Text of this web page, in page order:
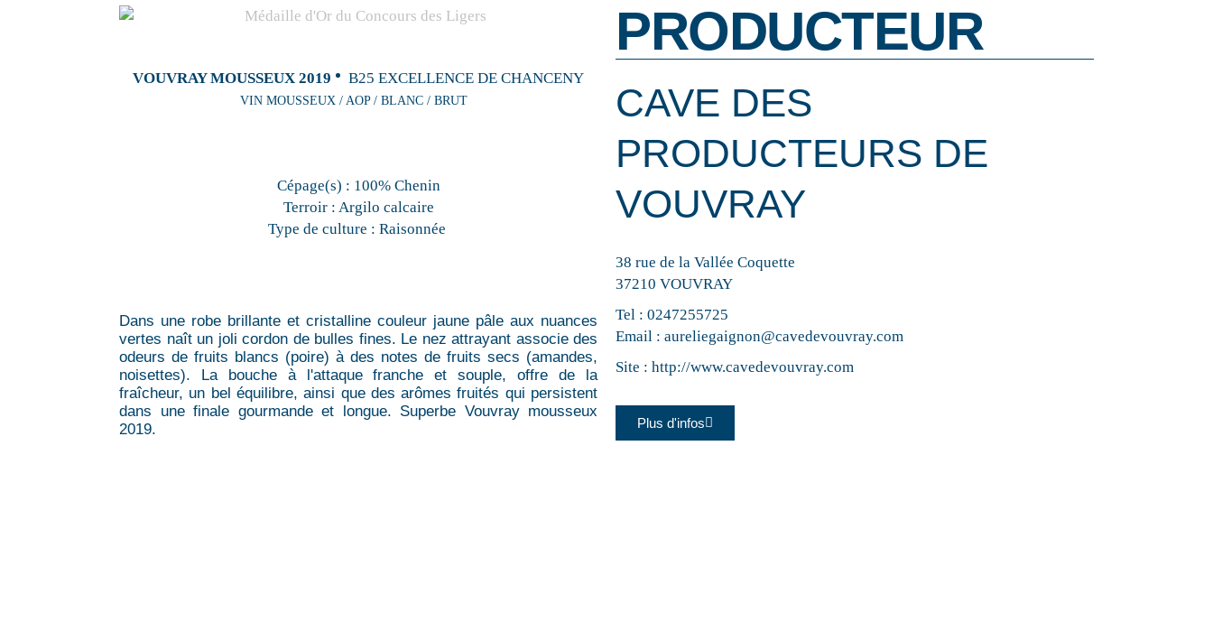
VOUVRAY MOUSSEUX 2019 B25 EXCELLENCE DE CHANCENY
VIN MOUSSEUX / AOP / BLANC / BRUT
Cépage(s) : 100% Chenin
Terroir : Argilo calcaire
Type de culture : Raisonnée
Dans une robe brillante et cristalline couleur jaune pâle aux nuances
vertes naît un joli cordon de bulles fines. Le nez attrayant associe des
odeurs de fruits blancs (poire) à des notes de fruits secs (amandes,
noisettes). La bouche à l'attaque franche et souple, offre de la
fraîcheur, un bel équilibre, ainsi que des arômes fruités qui persistent
dans une finale gourmande et longue. Superbe Vouvray mousseux
2019.
PRODUCTEUR
CAVE DES
PRODUCTEURS DE
VOUVRAY
38 rue de la Vallée Coquette
37210 VOUVRAY
Tel : 0247255725
Email : aureliegaignon@cavedevouvray.com
Site : http://www.cavedevouvray.com
Plus d'infos